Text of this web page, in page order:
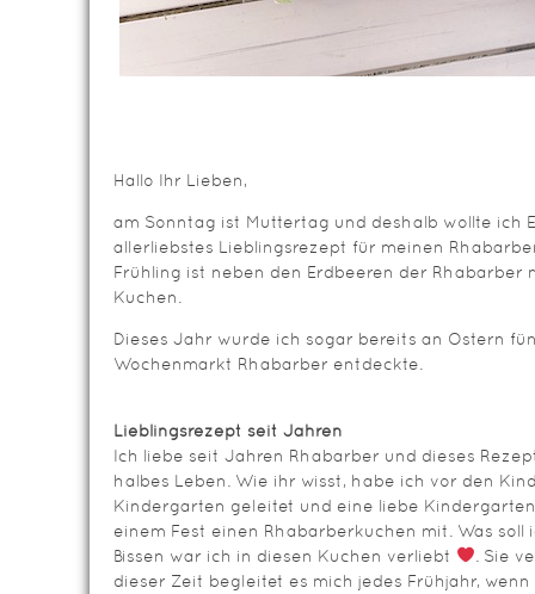
Hallo Ihr Lieben,
am Sonntag ist Muttertag und deshalb wollte ich
allerliebstes Lieblingsrezept für meinen
Frühling ist neben den Erdbeeren der
Kuchen.
Dieses Jahr wurde ich sogar bereits an Ostern
Wochenmarkt Rhabarber entdeckte.
Lieblingsrezept seit Jahren
Ich liebe seit Jahren Rhabarber und dieses
halbes Leben. Wie ihr wisst, habe ich vor den
Kindergarten geleitet und eine liebe
einem Fest einen Rhabarberkuchen mit. Was soll
Bissen war ich in diesen Kuchen verliebt
. Sie
dieser Zeit begleitet es mich jedes Frühjahr,